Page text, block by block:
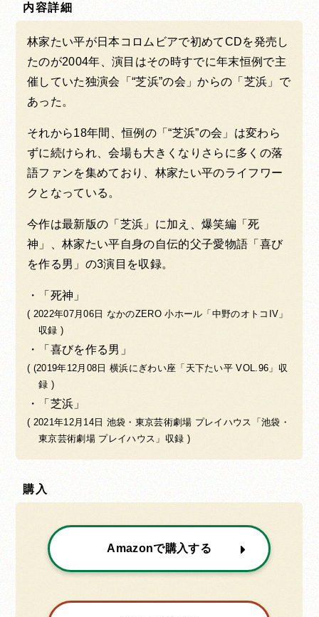
内容詳細
林家たい平が日本コロムビアで初めてCDを発売し
たのが2004年、演目はその時すでに年末恒例で主
催していた独演会「“芝浜”の会」からの「芝浜」で
あった。
それから18年間、恒例の「“芝浜”の会」は変わら
ずに続けられ、会場も大きくなりさらに多くの落
語ファンを集めており、林家たい平のライフワー
クとなっている。
今作は最新版の「芝浜」に加え、爆笑編「死
神」、林家たい平自身の自伝的父子愛物語「喜び
を作る男」の3演目を収録。
「死神」
( 2022年07月06日 なかのZERO 小ホール「中野のオトコIV」
収録 )
「喜びを作る男」
( (2019年12月08日 横浜にぎわい座「天下たい平 VOL.96」収
録 )
「芝浜」
( 2021年12月14日 池袋・東京芸術劇場 プレイハウス「池袋・
東京芸術劇場 プレイハウス」収録 )
購入
Amazonで購入する